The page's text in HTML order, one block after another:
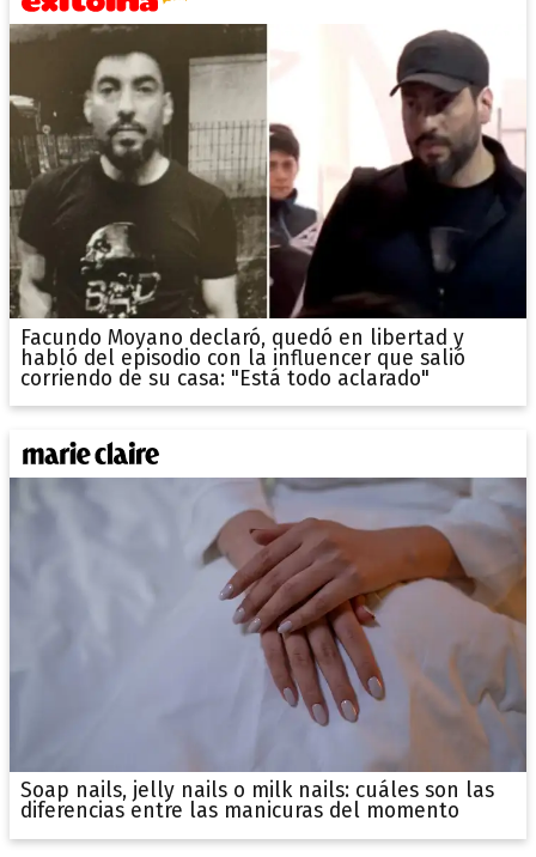
Facundo Moyano declaró, quedó en libertad y
habló del episodio con la influencer que salió
corriendo de su casa: "Está todo aclarado"
Soap nails, jelly nails o milk nails: cuáles son las
diferencias entre las manicuras del momento